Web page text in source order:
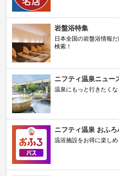
岩盤浴特集
日本全国の岩盤浴情報
検索！
ニフティ温泉ニュー
温泉にもっと行きたく
ニフティ温泉 おふろ
温浴施設をお得に楽し